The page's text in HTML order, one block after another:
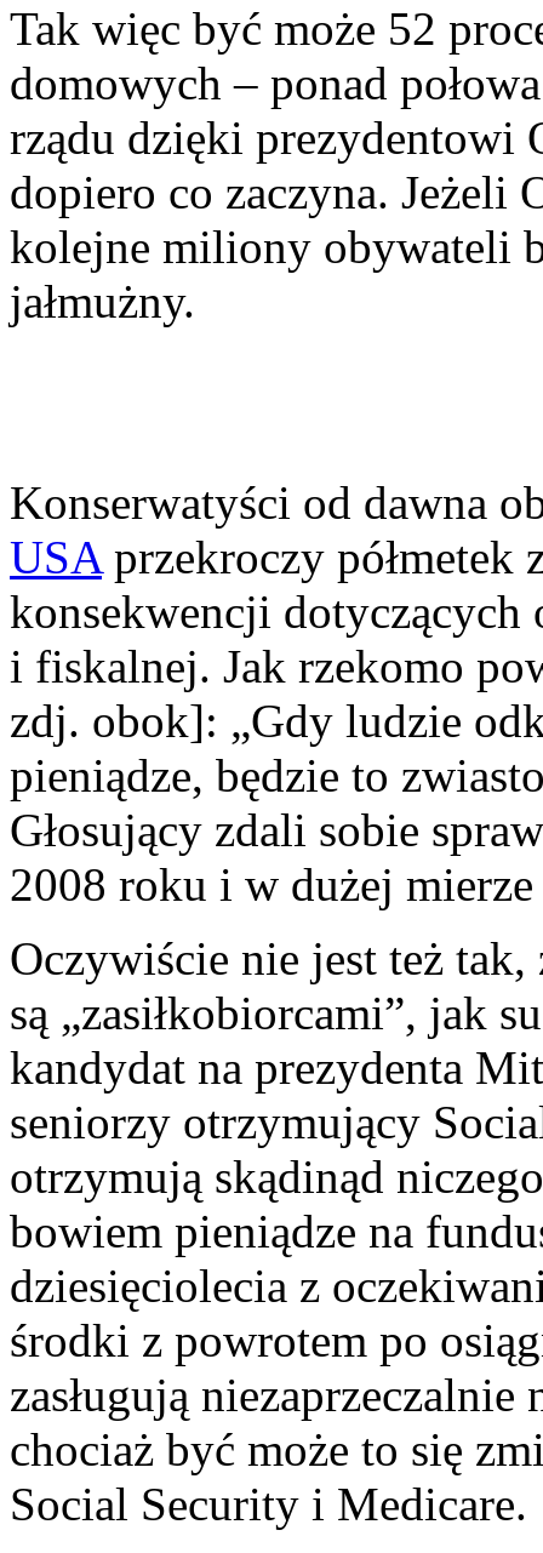
Tak więc być może 52
domowych – ponad
rządu dzięki prezydentowi
dopiero co zaczyna. Jeżeli
kolejne miliony obywateli
jałmużny.
Konserwatyści od dawna
USAprzekroczy półmetek
konsekwencji
i fiskalnej. Jak rzekomo
zdj. obok]: „Gdy ludzie
pieniądze, będzie to
Głosujący zdali sobie
2008 roku i w dużej
Oczywiście nie jest też
są „zasiłkobiorcami”, jak
kandydat na prezydenta
seniorzy otrzymujący
otrzymują skądinąd
bowiem pieniądze na
dziesięciolecia z
środki z powrotem po
zasługują
chociaż być może to się
Social Security i Medicare.